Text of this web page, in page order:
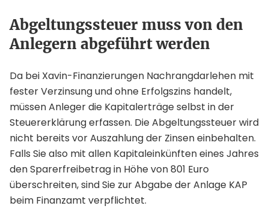
Abgeltungssteuer muss von den
Anlegern abgeführt werden
Da bei Xavin-Finanzierungen Nachrangdarlehen mit
fester Verzinsung und ohne Erfolgszins handelt,
müssen Anleger die Kapitalerträge selbst in der
Steuererklärung erfassen. Die Abgeltungssteuer wird
nicht bereits vor Auszahlung der Zinsen einbehalten.
Falls Sie also mit allen Kapitaleinkünften eines Jahres
den Sparerfreibetrag in Höhe von 801 Euro
überschreiten, sind Sie zur Abgabe der Anlage KAP
beim Finanzamt verpflichtet.